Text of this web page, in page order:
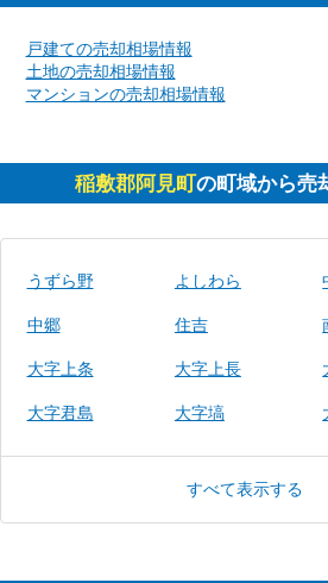
戸建ての売却相場情報
土地の売却相場情報
マンションの売却相場情報
稲敷郡阿見町 の町域から売
うずら野 よしわら
中郷 住吉
大字上条 大字上長
大字君島 大字塙
すべて表示する